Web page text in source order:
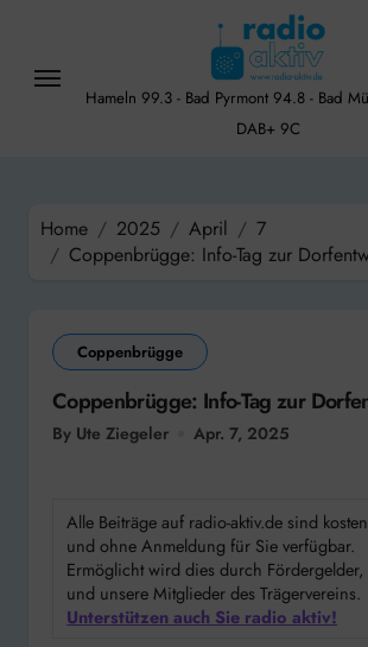
content
Hameln 99.3 - Bad Pyrmont 94.8 - Bad
DAB+ 9C
Home 2025 April
7
Coppenbrügge: Info-Tag zur
Coppenbrügge
Coppenbrügge: Info-Tag zur
By Ute Ziegeler Apr. 7, 2025
Alle Beiträge auf radio-aktiv.de sind
und ohne Anmeldung für Sie verfügbar.
Ermöglicht wird dies durch Fördergelder,
und unsere Mitglieder des Trägervereins.
Unterstützen auch Sie radio aktiv!